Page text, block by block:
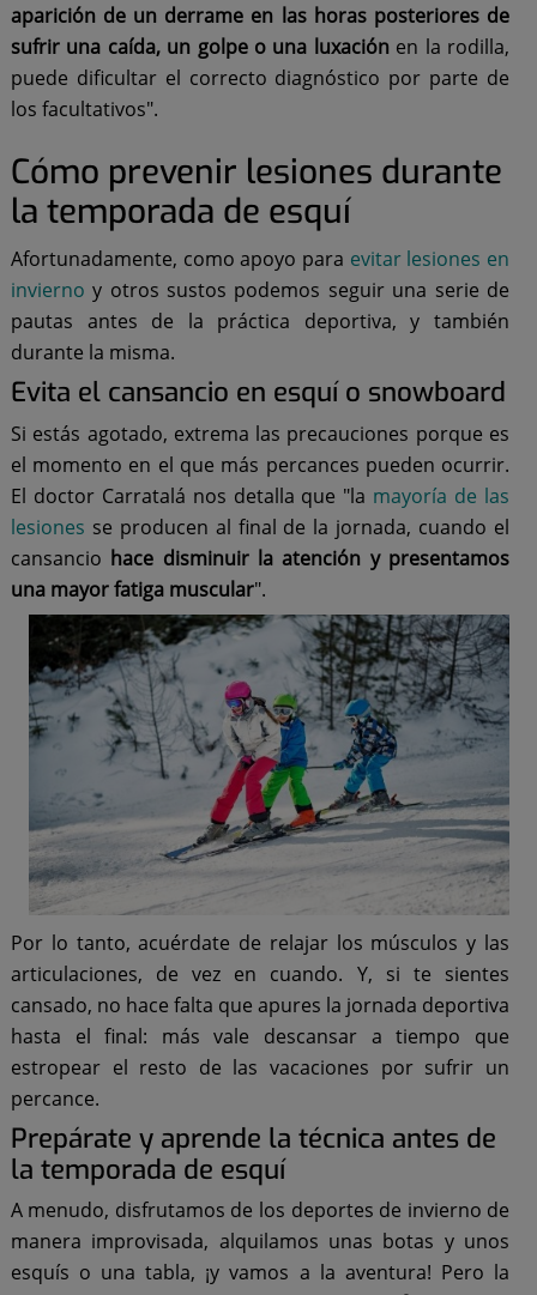
aparición de un derrame en las horas posteriores de
sufrir una caída, un golpe o una luxaciónen la rodilla,
puede dificultar el correcto diagnóstico por parte de
los facultativos".
Cómo prevenir lesiones durante
la temporada de esquí
Afortunadamente, como apoyo para evitar lesiones en
invierno y otros sustos podemos seguir una serie de
pautas antes de la práctica deportiva, y también
durante la misma.
Evita el cansancio en esquí o snowboard
Si estás agotado, extrema las precauciones porque es
el momento en el que más percances pueden ocurrir.
El doctor Carratalá nos detalla que "la mayoría de las
lesiones se producen al final de la jornada, cuando el
cansancio hace disminuir la atención y presentamos
una mayor fatiga muscular".
Por lo tanto, acuérdate de relajar los músculos y las
articulaciones, de vez en cuando. Y, si te sientes
cansado, no hace falta que apures la jornada deportiva
hasta el final: más vale descansar a tiempo que
estropear el resto de las vacaciones por sufrir un
percance.
Prepárate y aprende la técnica antes de
la temporada de esquí
A menudo, disfrutamos de los deportes de invierno de
manera improvisada, alquilamos unas botas y unos
esquís o una tabla, ¡y vamos a la aventura! Pero la